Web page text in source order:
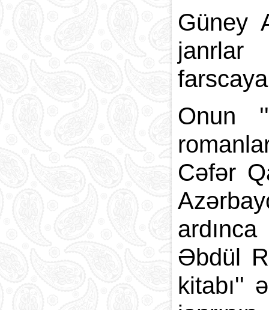
Güney
janrlar
Onun
Cəfər
Əbdül
kitabı''